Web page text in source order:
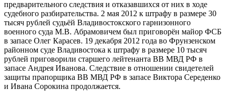
предварительного следствия и отказавшихся от них в ходе
судебного разбирательства. 2 мая 2012 к штрафу в размере 30
тысяч рублей судьёй Владивостокского гарнизонного
военного суда М.В. Абрамовичем был приговорён майор ФСБ
в запасе Олег Карасев. 19 декабря 2012 года во Фрунзенском
районном суде Владивостока к штрафу в размере 10 тысяч
рублей приговорили старшего лейтенанта ВВ МВД РФ в
запасе Андрея Иванова. Следствие в отношении свидетелей
защиты прапорщика ВВ МВД РФ в запасе Виктора Середенко
и Ивана Сорокина продолжается.